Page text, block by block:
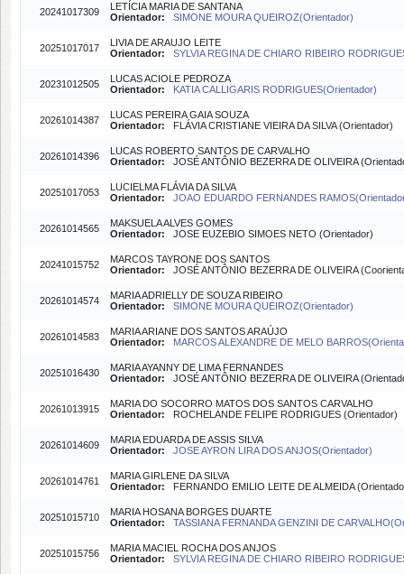
20241017309
LETÍCIA MARIA DE SANTANA
Orientador:
SIMONE MOURA QUEIROZ(Orientador)
20251017017
LIVIA DE ARAUJO LEITE
Orientador:
SYLVIA REGINA DE CHIARO RIBEIRO
20231012505
LUCAS ACIOLE PEDROZA
Orientador:
KATIA CALLIGARIS RODRIGUES(Orientador)
20261014387
LUCAS PEREIRA GAIA SOUZA
Orientador: FLÁVIA CRISTIANE VIEIRA DA SILVA (Orientador)
20261014396
LUCAS ROBERTO SANTOS DE CARVALHO
Orientador: JOSÉ ANTÔNIO BEZERRA DE OLIVEIRA
20251017053
LUCIELMA FLÁVIA DA SILVA
Orientador:
JOAO EDUARDO FERNANDES
20261014565
MAKSUELA ALVES GOMES
Orientador: JOSE EUZEBIO SIMOES NETO (Orientador)
20241015752
MARCOS TAYRONE DOS SANTOS
Orientador: JOSÉ ANTÔNIO BEZERRA DE OLIVEIRA
20261014574
MARIA ADRIELLY DE SOUZA RIBEIRO
Orientador:
SIMONE MOURA QUEIROZ(Orientador)
20261014583
MARIA ARIANE DOS SANTOS ARAÚJO
Orientador:
MARCOS ALEXANDRE DE MELO
20251016430
MARIA AYANNY DE LIMA FERNANDES
Orientador: JOSÉ ANTÔNIO BEZERRA DE OLIVEIRA
20261013915
MARIA DO SOCORRO MATOS DOS SANTOS CARVALHO
Orientador: ROCHELANDE FELIPE RODRIGUES (Orientador)
20261014609
MARIA EDUARDA DE ASSIS SILVA
Orientador:
JOSE AYRON LIRA DOS ANJOS(Orientador)
20261014761
MARIA GIRLENE DA SILVA
Orientador: FERNANDO EMILIO LEITE DE ALMEIDA
20251015710
MARIA HOSANA BORGES DUARTE
Orientador:
TASSIANA FERNANDA GENZINI DE
20251015756
MARIA MACIEL ROCHA DOS ANJOS
Orientador:
SYLVIA REGINA DE CHIARO RIBEIRO